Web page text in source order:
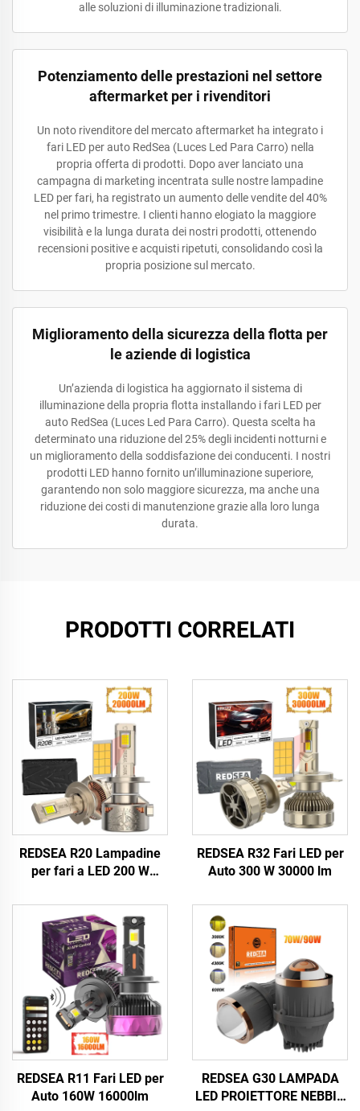
alle soluzioni di illuminazione tradizionali.
Potenziamento delle prestazioni nel settore
aftermarket per i rivenditori
Un noto rivenditore del mercato aftermarket ha integrato i
fari LED per auto RedSea (Luces Led Para Carro) nella
propria offerta di prodotti. Dopo aver lanciato una
campagna di marketing incentrata sulle nostre lampadine
LED per fari, ha registrato un aumento delle vendite del 40%
nel primo trimestre. I clienti hanno elogiato la maggiore
visibilità e la lunga durata dei nostri prodotti, ottenendo
recensioni positive e acquisti ripetuti, consolidando così la
propria posizione sul mercato.
Miglioramento della sicurezza della flotta per
le aziende di logistica
Un’azienda di logistica ha aggiornato il sistema di
illuminazione della propria flotta installando i fari LED per
auto RedSea (Luces Led Para Carro). Questa scelta ha
determinato una riduzione del 25% degli incidenti notturni e
un miglioramento della soddisfazione dei conducenti. I nostri
prodotti LED hanno fornito un’illuminazione superiore,
garantendo non solo maggiore sicurezza, ma anche una
riduzione dei costi di manutenzione grazie alla loro lunga
durata.
PRODOTTI CORRELATI
REDSEA R20 Lampadine
per fari a LED 200 W
REDSEA R32 Fari LED per
Auto 300 W 30000 lm
REDSEA R11 Fari LED per
Auto 160W 16000lm
REDSEA G30 LAMPADA
LED PROIETTORE NEBBIA